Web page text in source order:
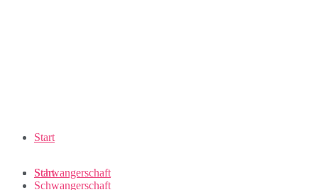
Start
Schwangerschaft
Start
Schwangerschaft